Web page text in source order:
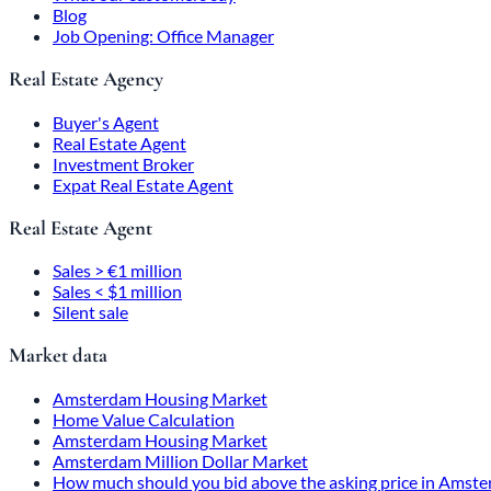
Blog
Job Opening: Office Manager
Real Estate Agency
Buyer's Agent
Real Estate Agent
Investment Broker
Expat Real Estate Agent
Real Estate Agent
Sales > €1 million
Sales < $1 million
Silent sale
Market data
Amsterdam Housing Market
Home Value Calculation
Amsterdam Housing Market
Amsterdam Million Dollar Market
How much should you bid above the asking price in